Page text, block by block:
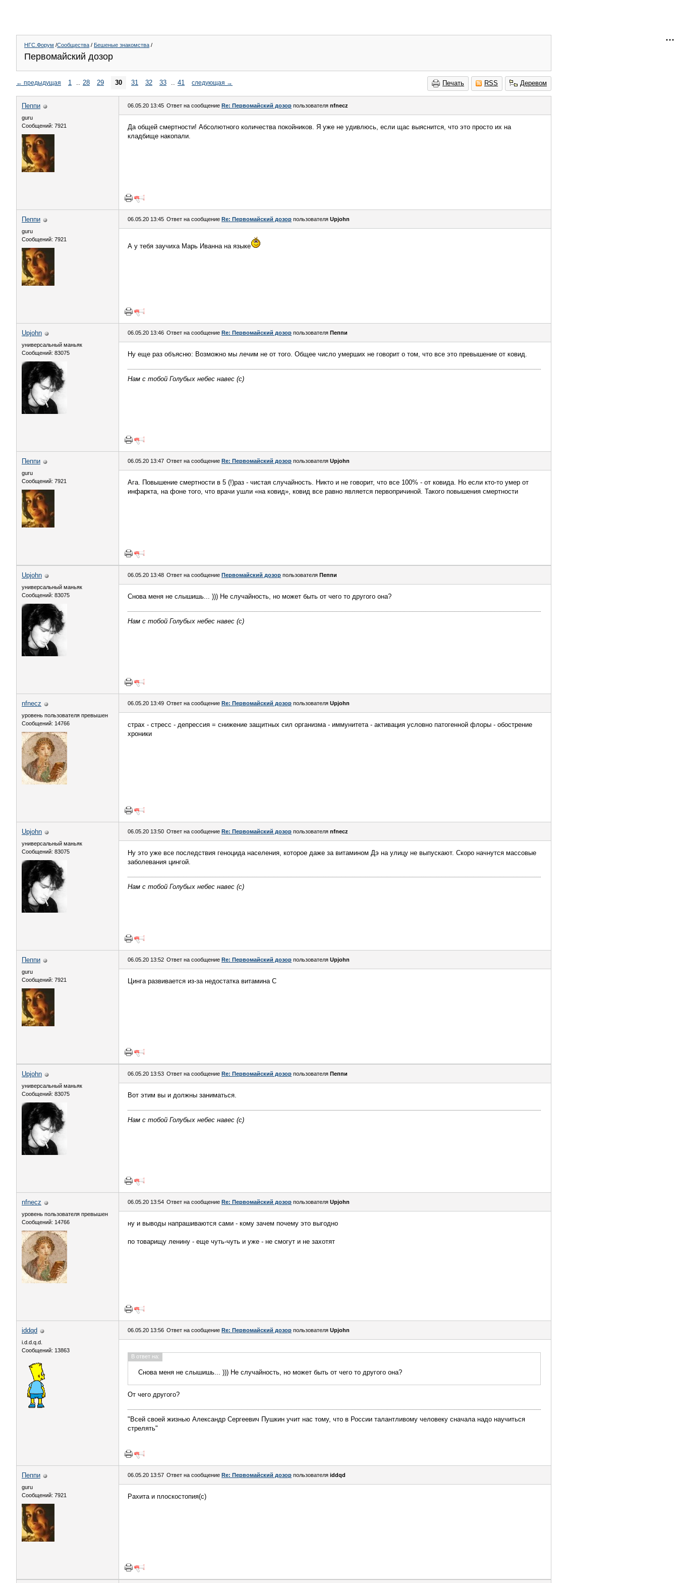
НГС.Форум /Сообщества / Бешеные знакомства /
Первомайский дозор
Печать RSS Деревом
← предыдущая 1 .. 28 29 30 31 32 33 .. 41 следующая →
Пeппи
guru
Сообщений: 7921
06.05.20 13:45 Ответ на сообщение Re: Первомайский дозор пользователя nfnecz
Да общей смертности! Абсолютного количества покойников. Я уже не удивлюсь, если щас выяснится, что это просто их на
кладбище накопали.
Пeппи
guru
Сообщений: 7921
06.05.20 13:45 Ответ на сообщение Re: Первомайский дозор пользователя Upjohn
А у тебя заучиха Марь Иванна на языке
Upjohn
универсальный маньяк
Сообщений: 83075
06.05.20 13:46 Ответ на сообщение Re: Первомайский дозор пользователя Пeппи
Ну еще раз объясню: Возможно мы лечим не от того. Общее число умерших не говорит о том, что все это превышение от ковид.
Нам с тобой Голубых небес навес (с)
Пeппи
guru
Сообщений: 7921
06.05.20 13:47 Ответ на сообщение Re: Первомайский дозор пользователя Upjohn
Ага. Повышение смертности в 5 (!)раз - чистая случайность. Никто и не говорит, что все 100% - от ковида. Но если кто-то умер от
инфаркта, на фоне того, что врачи ушли «на ковид», ковид все равно является первопричиной. Такого повышения смертности
Upjohn
универсальный маньяк
Сообщений: 83075
06.05.20 13:48 Ответ на сообщение Первомайский дозор пользователя Пeппи
Снова меня не слышишь... ))) Не случайность, но может быть от чего то другого она?
Нам с тобой Голубых небес навес (с)
nfnecz
уровень пользователя превышен
Сообщений: 14766
06.05.20 13:49 Ответ на сообщение Re: Первомайский дозор пользователя Upjohn
страх - стресс - депрессия = снижение защитных сил организма - иммунитета - активация условно патогенной флоры - обострение
хроники
Upjohn
универсальный маньяк
Сообщений: 83075
06.05.20 13:50 Ответ на сообщение Re: Первомайский дозор пользователя nfnecz
Ну это уже все последствия геноцида населения, которое даже за витамином Дэ на улицу не выпускают. Скоро начнутся массовые
заболевания цингой.
Нам с тобой Голубых небес навес (с)
Пeппи
guru
Сообщений: 7921
06.05.20 13:52 Ответ на сообщение Re: Первомайский дозор пользователя Upjohn
Цинга развивается из-за недостатка витамина С
Upjohn
универсальный маньяк
Сообщений: 83075
06.05.20 13:53 Ответ на сообщение Re: Первомайский дозор пользователя Пeппи
Вот этим вы и должны заниматься.
Нам с тобой Голубых небес навес (с)
nfnecz
уровень пользователя превышен
Сообщений: 14766
06.05.20 13:54 Ответ на сообщение Re: Первомайский дозор пользователя Upjohn
ну и выводы напрашиваются сами - кому зачем почему это выгодно
по товарищу ленину - еще чуть-чуть и уже - не смогут и не захотят
iddqd
i.d.d.q.d.
Сообщений: 13863
06.05.20 13:56 Ответ на сообщение Re: Первомайский дозор пользователя Upjohn
В ответ на:
Снова меня не слышишь... ))) Не случайность, но может быть от чего то другого она?
От чего другого?
"Всей своей жизнью Александр Сергеевич Пушкин учит нас тому, что в России талантливому человеку сначала надо научиться
стрелять"
Пeппи
guru
Сообщений: 7921
06.05.20 13:57 Ответ на сообщение Re: Первомайский дозор пользователя iddqd
Рахита и плоскостопия(с)